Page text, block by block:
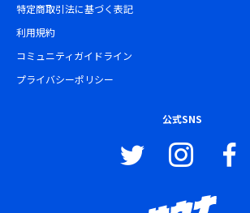
特定商取引法に基づく表記
利用規約
コミュニティガイドライン
プライバシーポリシー
公式SNS